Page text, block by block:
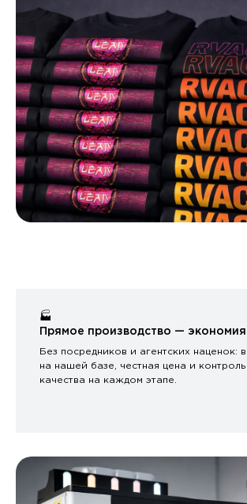
🏭
Прямое производство —
Без посредников и агентских наценок:
на нашей базе, честная цена и контроль
качества на каждом этапе.